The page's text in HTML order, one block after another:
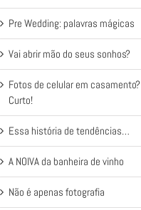
Pre Wedding: palavras mágicas
Vai abrir mão do seus sonhos?
Fotos de celular em casamento?
Curto!
Essa história de tendências…
A NOIVA da banheira de vinho
Não é apenas fotografia